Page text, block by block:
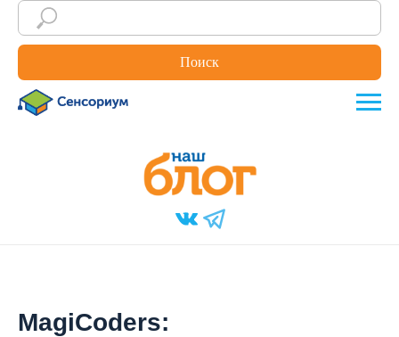
Поиск
MagiCoders: